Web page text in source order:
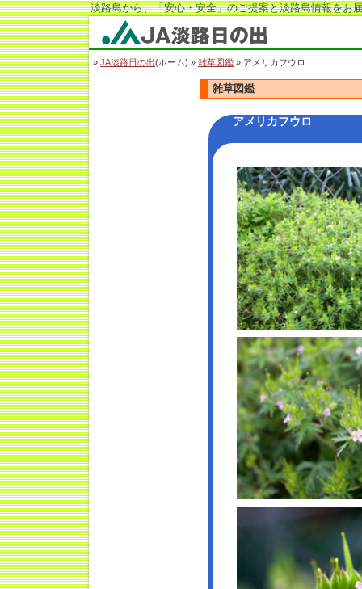
淡路島から、「安心・安全」のご提案と淡路島情報をお
JA淡路日の出
» JA淡路日の出(ホーム) » 雑草図鑑 » アメリカフウロ
雑草図鑑
アメリカフウロ